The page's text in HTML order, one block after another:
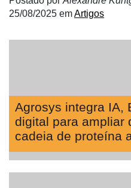
25/08/2025 emArtigos
Agrosys integra IA,
digital para ampliar
cadeia de proteína